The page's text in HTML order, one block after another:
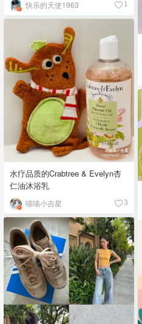
快乐的天使1963 1
水疗品质的Crabtree & Evelyn杏
仁油沐浴乳
喵喵小吉星 3